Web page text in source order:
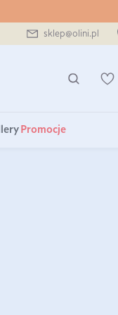
sklep@olini.pl
Promocje